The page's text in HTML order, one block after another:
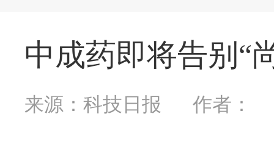
中成药即将告别“
来源：科技日报 作者：